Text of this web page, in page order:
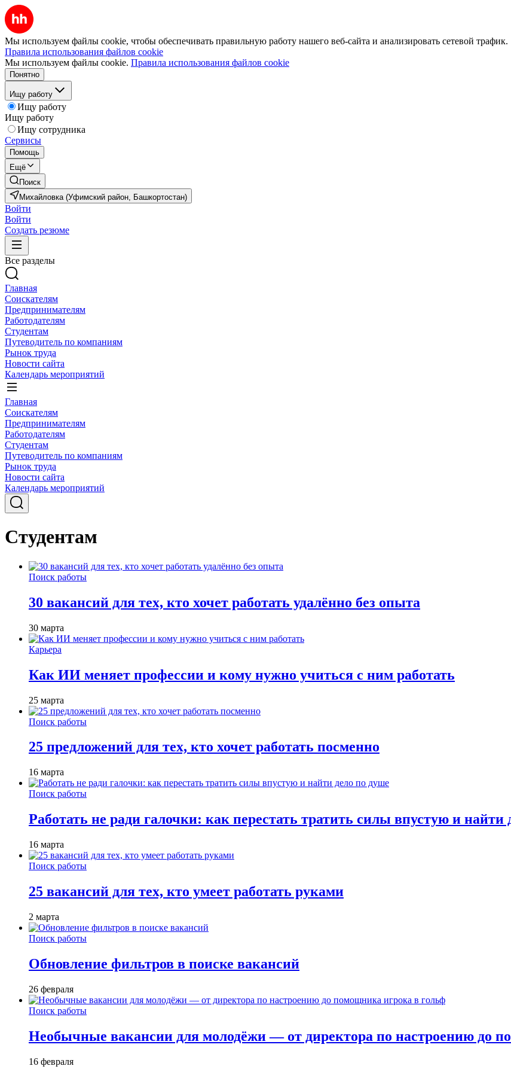
Мы используем файлы cookie, чтобы обеспечивать правильную работу нашего веб-сайта и анализировать сетевой трафик.
Правила использования файлов cookie
Мы используем файлы cookie. Правила использования файлов cookie
Понятно
Ищу работу
Ищу работу
Ищу работу
Ищу сотрудника
Сервисы
Помощь
Ещё
Поиск
Михайловка (Уфимский район, Башкортостан)
Войти
Войти
Создать резюме
Все разделы
Главная
Соискателям
Предпринимателям
Работодателям
Студентам
Путеводитель по компаниям
Рынок труда
Новости сайта
Календарь мероприятий
Главная
Соискателям
Предпринимателям
Работодателям
Студентам
Путеводитель по компаниям
Рынок труда
Новости сайта
Календарь мероприятий
Студентам
Поиск работы
30 вакансий для тех, кто хочет работать удалённо без опыта
30 марта
Карьера
Как ИИ меняет профессии и кому нужно учиться с ним работать
25 марта
Поиск работы
25 предложений для тех, кто хочет работать посменно
16 марта
Поиск работы
Работать не ради галочки: как перестать тратить силы впустую и найти
16 марта
Поиск работы
25 вакансий для тех, кто умеет работать руками
2 марта
Поиск работы
Обновление фильтров в поиске вакансий
26 февраля
Поиск работы
Необычные вакансии для молодёжи — от директора по настроению до
16 февраля